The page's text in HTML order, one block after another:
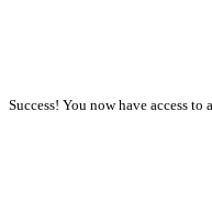
Success! You now have access to